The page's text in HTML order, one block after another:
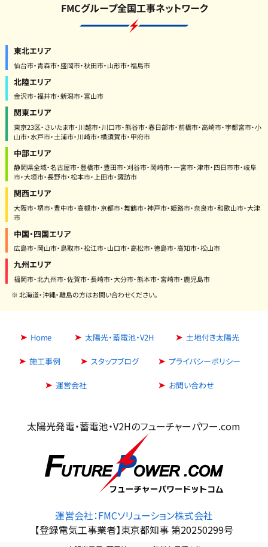
FMCグループ全国工事ネットワーク
東北エリア
仙台市・青森市・盛岡市・秋田市・山形市・福島市
北陸エリア
金沢市・福井市・新潟市・富山市
関東エリア
東京23区・さいたま市・川越市・川口市・熊谷市・春日部市・前橋市・高崎市・宇都宮市・小
山市・水戸市・土浦市・川崎市・横須賀市・甲府市
中部エリア
静岡県全域・名古屋市・豊橋市・豊田市・刈谷市・岡崎市・一宮市・津市・四日市市・岐阜
市・大垣市・長野市・松本市・上田市・諏訪市
関西エリア
大阪市・堺市・豊中市・高槻市・京都市・舞鶴市・神戸市・姫路市・奈良市・和歌山市・大津
市
中国・四国エリア
広島市・岡山市・鳥取市・松江市・山口市・高松市・徳島市・高知市・松山市
九州エリア
福岡市・北九州市・佐賀市・長崎市・大分市・熊本市・宮崎市・鹿児島市
※ 北海道・沖縄・離島の方はお問い合わせください。
Home 太陽光・蓄電池・V2H 土地付き太陽光
施工事例 スタッフブログ プライバシーポリシー
運営会社 お問い合わせ
太陽光発電・蓄電池・V2Hのフューチャーパワー.com
運営会社：FMCソリューション株式会社
【登録電気工事業者】東京都知事 第20250299号